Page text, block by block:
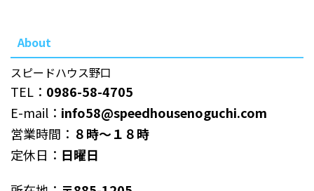
About
スピードハウス野口
TEL： 0986-58-4705
E-mail： info58@speedhousenoguchi.com
営業時間： ８時～１８時
定休日： 日曜日